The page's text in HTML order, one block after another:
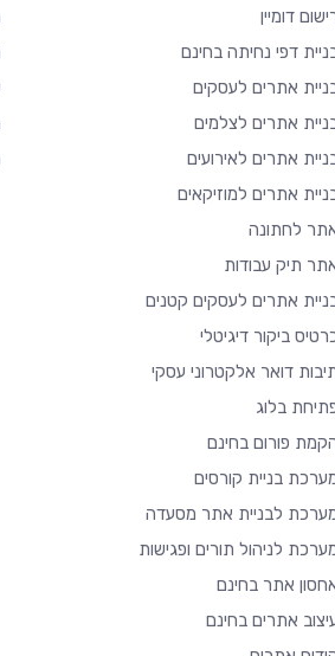
דומיין
דפי נחיתה בחינם
אתרים לעסקים
אתרים לצלמים
אתרים לאירועים
אתרים למוזיקאים
לחתונה
תיק עבודות
אתרים לעסקים קטנים
ביקור דיגיטלי
דואר אלקטרוני עסקי
בלוג
פורום בחינם
בניית קורסים
לבניית אתר מסעדה
לניהול תורים ופגישות
אתר בחינם
אתרים בחינם